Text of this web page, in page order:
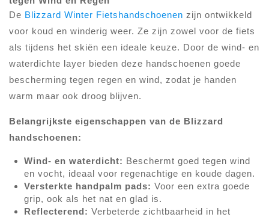
De Blizzard Winter Fietshandschoenen zijn ontwikkeld
voor koud en winderig weer. Ze zijn zowel voor de fiets
als tijdens het skiën een ideale keuze. Door de wind- en
waterdichte layer bieden deze handschoenen goede
bescherming tegen regen en wind, zodat je handen
warm maar ook droog blijven.
Belangrijkste eigenschappen van de Blizzard
handschoenen:
Wind- en waterdicht: Beschermt goed tegen wind
en vocht, ideaal voor regenachtige en koude dagen.
Versterkte handpalm pads: Voor een extra goede
grip, ook als het nat en glad is.
Reflecterend: Verbeterde zichtbaarheid in het